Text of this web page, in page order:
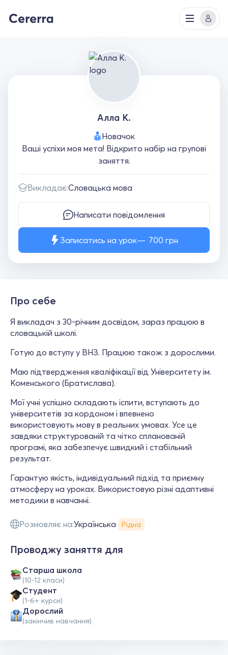
Алла К.
Новачок
Вашi успiхи моя мета! Відкрито набір на групові
заняття.
Викладає:Словацька мова
Написати повідомлення
Записатись на урок 700 грн
Про себе
Я викладач з 30-річним досвідом, зараз працюю в
словацькій школі.
Готую до вступу у ВНЗ. Працюю також з дорослими.
Маю підтвердження кваліфікації від Університету ім.
Коменського (Братислава).
Мої учні успішно складають іспити, вступають до
університетів за кордоном і впевнено
використовують мову в реальних умовах. Усе це
завдяки структурованій та чітко спланованій
програмі, яка забезпечує швидкий і стабільний
результат.
Гарантую якість, індивідуальний підхід та приємну
атмосферу на уроках. Використовую різні адаптивні
методики в навчанні.
Розмовляє на:Українська Рідна
Проводжу заняття для
Старша школа
(10-12 класи)
Студент
(1-6+ курси)
Дорослий
(закінчив навчання)